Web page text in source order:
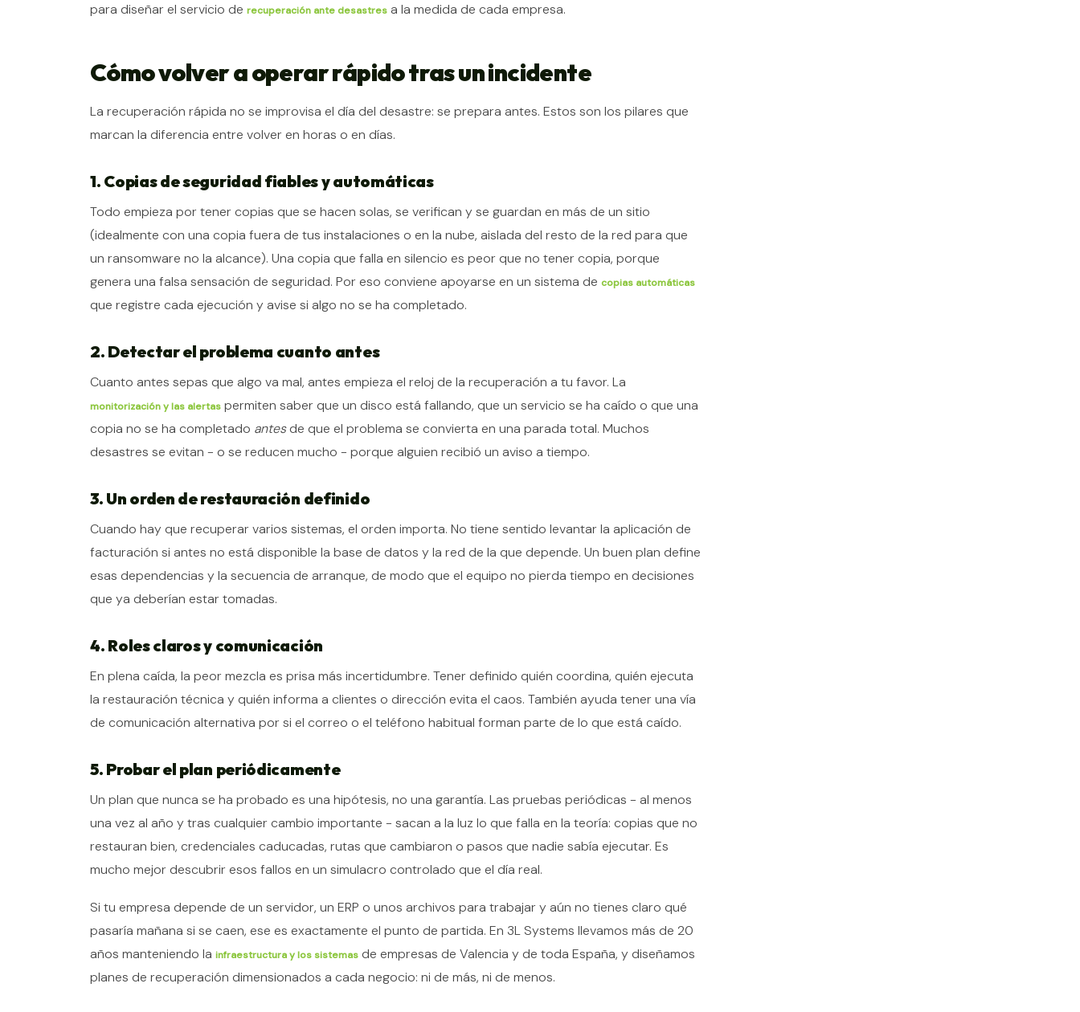
para diseñar el servicio de recuperación ante desastres a la medida de cada empresa.
Cómo volver a operar rápido tras un incidente
La recuperación rápida no se improvisa el día del desastre: se prepara antes. Estos son los pilares que
marcan la diferencia entre volver en horas o en días.
1. Copias de seguridad fiables y automáticas
Todo empieza por tener copias que se hacen solas, se verifican y se guardan en más de un sitio
(idealmente con una copia fuera de tus instalaciones o en la nube, aislada del resto de la red para que
un ransomware no la alcance). Una copia que falla en silencio es peor que no tener copia, porque
genera una falsa sensación de seguridad. Por eso conviene apoyarse en un sistema de copias automáticas
que registre cada ejecución y avise si algo no se ha completado.
2. Detectar el problema cuanto antes
Cuanto antes sepas que algo va mal, antes empieza el reloj de la recuperación a tu favor. La
monitorización y las alertas permiten saber que un disco está fallando, que un servicio se ha caído o que una
copia no se ha completado antesde que el problema se convierta en una parada total. Muchos
desastres se evitan - o se reducen mucho - porque alguien recibió un aviso a tiempo.
3. Un orden de restauración definido
Cuando hay que recuperar varios sistemas, el orden importa. No tiene sentido levantar la aplicación de
facturación si antes no está disponible la base de datos y la red de la que depende. Un buen plan define
esas dependencias y la secuencia de arranque, de modo que el equipo no pierda tiempo en decisiones
que ya deberían estar tomadas.
4. Roles claros y comunicación
En plena caída, la peor mezcla es prisa más incertidumbre. Tener definido quién coordina, quién ejecuta
la restauración técnica y quién informa a clientes o dirección evita el caos. También ayuda tener una vía
de comunicación alternativa por si el correo o el teléfono habitual forman parte de lo que está caído.
5. Probar el plan periódicamente
Un plan que nunca se ha probado es una hipótesis, no una garantía. Las pruebas periódicas - al menos
una vez al año y tras cualquier cambio importante - sacan a la luz lo que falla en la teoría: copias que no
restauran bien, credenciales caducadas, rutas que cambiaron o pasos que nadie sabía ejecutar. Es
mucho mejor descubrir esos fallos en un simulacro controlado que el día real.
Si tu empresa depende de un servidor, un ERP o unos archivos para trabajar y aún no tienes claro qué
pasaría mañana si se caen, ese es exactamente el punto de partida. En 3L Systems llevamos más de 20
años manteniendo la infraestructura y los sistemas de empresas de Valencia y de toda España, y diseñamos
planes de recuperación dimensionados a cada negocio: ni de más, ni de menos.